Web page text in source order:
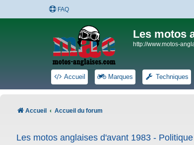
FAQ
Les motos
http://www.motos-
Accueil Marques Techniques
Accueil Accueil du forum
Les motos anglaises d'avant 1983 -